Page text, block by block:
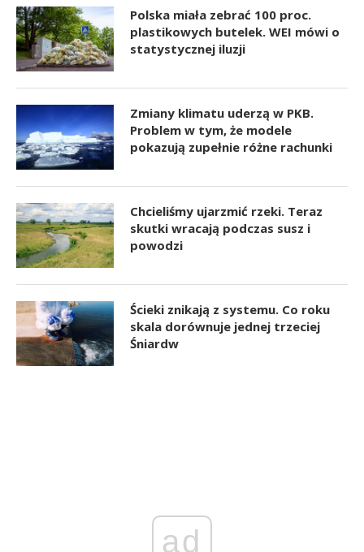
Polska miała zebrać 100 proc.
plastikowych butelek. WEI mówi o
statystycznej iluzji
Zmiany klimatu uderzą w PKB.
Problem w tym, że modele
pokazują zupełnie różne rachunki
Chcieliśmy ujarzmić rzeki. Teraz
skutki wracają podczas susz i
powodzi
Ścieki znikają z systemu. Co roku
skala dorównuje jednej trzeciej
Śniardw
ad